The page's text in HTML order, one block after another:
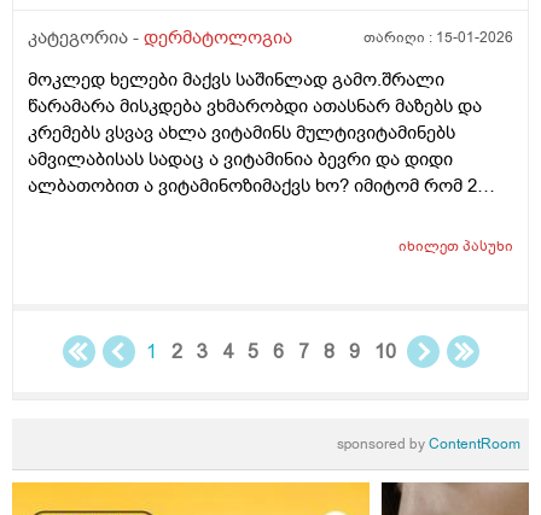
გამომწვევი მიზეზები ან რა სხვა დაავადებები
კრემი
კატეგორია - დერმატოლოგია თარიღი : 15-01-2026
მოკლედ ხელები მაქვს საშინლად გამო.შრალი
წარამარა მისკდება ვხმარობდი ათასნარ მაზებს და
კრემებს ვსვავ ახლა ვიტამინს მულტივიტამინებს
ამვილაბისას სადაც ა ვიტამინია ბევრი და დიდი
ალბათობით ა ვიტამინოზიმაქვს ხო? იმიტომ რომ 2
დაბანვაზე მიუხეშდება და მისკდება შემდეგ და არის
იხილეთპასუხი
1 2 3 4 5 6 7 8 9 10
sponsored byContentRoom